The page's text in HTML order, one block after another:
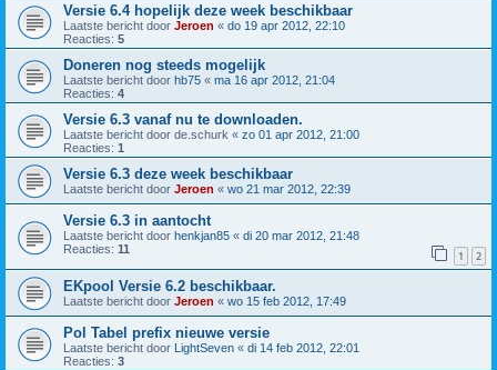
Versie 6.4 hopelijk deze week beschikbaar
Laatste bericht door Jeroen « do 19 apr 2012, 22:10
Reacties: 5
Doneren nog steeds mogelijk
Laatste bericht door hb75 « ma 16 apr 2012, 21:04
Reacties: 4
Versie 6.3 vanaf nu te downloaden.
Laatste bericht door de.schurk « zo 01 apr 2012, 21:00
Reacties: 1
Versie 6.3 deze week beschikbaar
Laatste bericht door Jeroen « wo 21 mar 2012, 22:39
Versie 6.3 in aantocht
Laatste bericht door henkjan85 « di 20 mar 2012, 21:48
Reacties: 11 1 2
EKpool Versie 6.2 beschikbaar.
Laatste bericht door Jeroen « wo 15 feb 2012, 17:49
Pol Tabel prefix nieuwe versie
Laatste bericht door LightSeven « di 14 feb 2012, 22:01
Reacties: 3